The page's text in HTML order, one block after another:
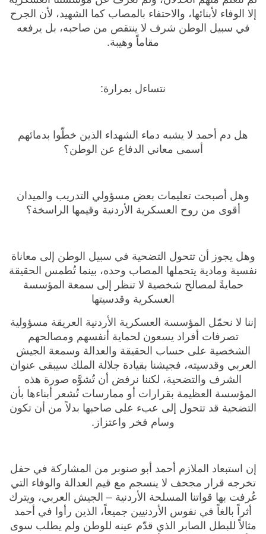
إلا الوفاء لأبنائها، والاحتفاء بالمصاب كما الشهيد، لأن الجرح
في سبيل الوطن شرف لا ينتقص من صاحبه، بل يرفعه
مقاماً وهيبة.
نتساءل بمرارة:
هل دم أحمد لا يشبه دماء الشهداء الذين خطّوا بدمائهم
أسمى معاني الدفاع عن الوطن؟
وهل أصبحت تعليمات بعض مسؤولي التدريب والميدان
أقوى من روح العسكرية الأردنية وقيمها الراسخة؟
وهل يجوز أن تتحول التضحية في سبيل الوطن إلى معاناة
نفسية ومادية يتحملها المصاب وحده، بينما تُطمس الحقيقة
حمايةً لمصالح شخصية لا تنظر إلى سمعة المؤسسة
العسكرية وقدسيتها
إننا لا نحمّل المؤسسة العسكرية الأردنية العريقة مسؤولية
تصرفات أفراد يسعون لحماية أنفسهم ومصالحهم
الشخصية على حساب الحقيقة والعدالة وسمعة الجيش
العربي وقدسيته، فجيشنا بقيادة جلالة الملك سيبقى عنوان
الشرف والتضحية، لكننا نرفض أن تُشوَّه صورة هذه
المؤسسة العظيمة بقرارات أو ممارسات تُشعر أبناءها بأن
التضحية قد تتحول إلى عبء على صاحبها بدلاً من أن تكون
وسام فخر واعتزاز.
إن استبعاد الملازم أحمد أبو صنوبر من المشاركة في حفل
تخرجه قرار مجحف لا ينسجم مع قيم العدالة والوفاء التي
عُرفت بها قواتنا المسلحة الأردنية – الجيش العربي، ويترك
أثراً بالغاً في نفوس الأردنيين جميعاً، الذين رأوا في أحمد
مثالاً للبطل الصابر الذي قدّم عينه للوطن ولم يطلب سوى